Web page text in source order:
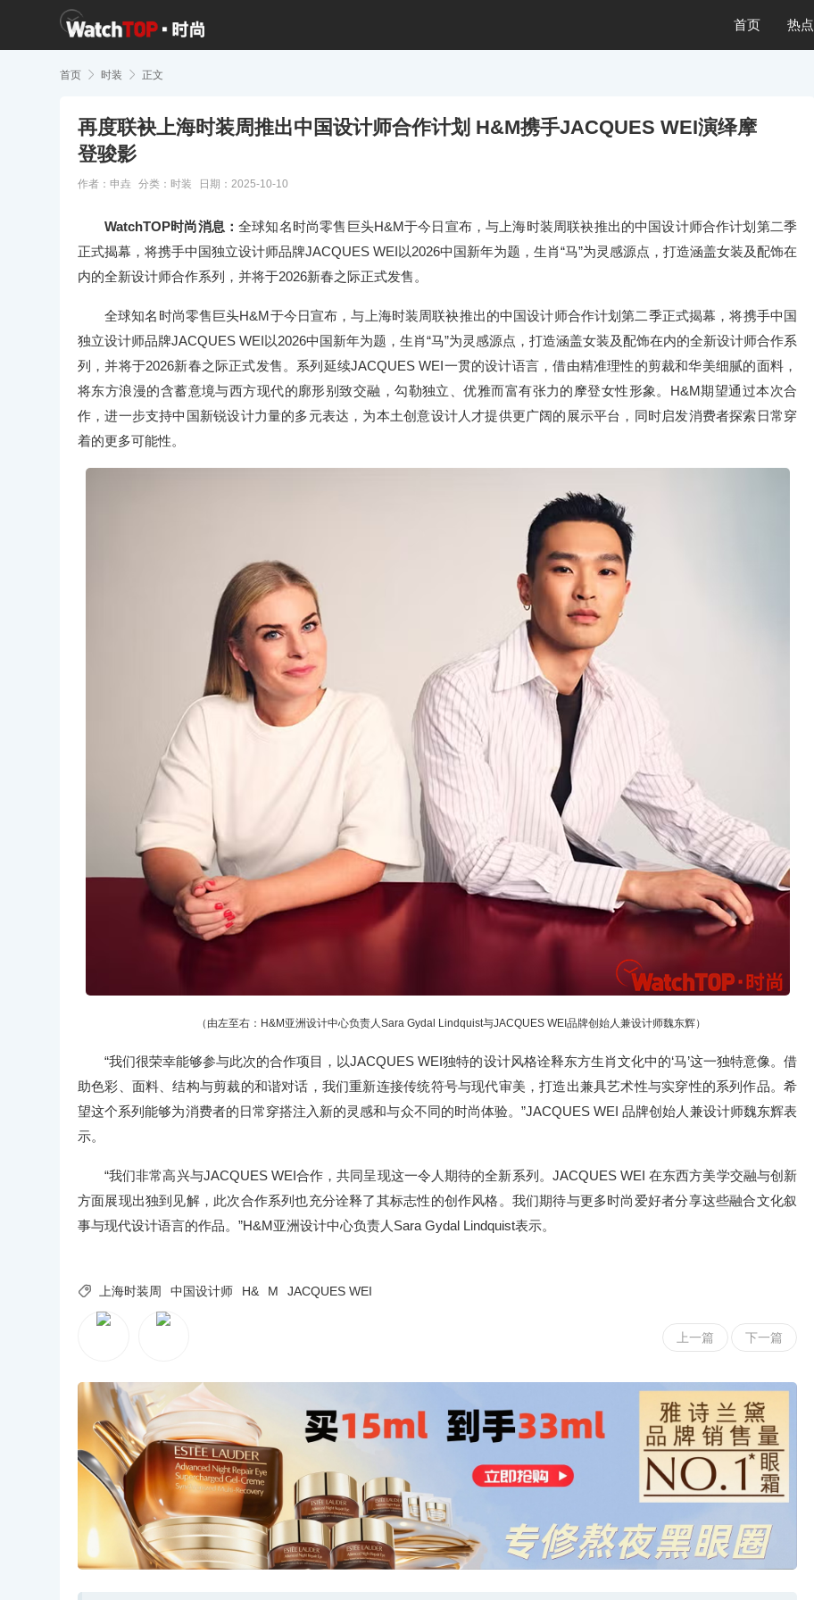
首页 热点
首页  时装  正文
再度联袂上海时装周推出中国设计师合作计划 H&M携手JACQUES WEI演绎摩
登骏影
作者：申垚 分类： 时装 日期：2025-10-10
WatchTOP时尚消息：全球知名时尚零售巨头H&M于今日宣布，与上海时装周联袂推出的中国设计师合作计划第二季
正式揭幕，将携手中国独立设计师品牌JACQUES WEI以2026中国新年为题，生肖“马”为灵感源点，打造涵盖女装及配饰在
内的全新设计师合作系列，并将于2026新春之际正式发售。
全球知名时尚零售巨头H&M于今日宣布，与上海时装周联袂推出的中国设计师合作计划第二季正式揭幕，将携手中国
独立设计师品牌JACQUES WEI以2026中国新年为题，生肖“马”为灵感源点，打造涵盖女装及配饰在内的全新设计师合作系
列，并将于2026新春之际正式发售。系列延续JACQUES WEI一贯的设计语言，借由精准理性的剪裁和华美细腻的面料，
将东方浪漫的含蓄意境与西方现代的廓形别致交融，勾勒独立、优雅而富有张力的摩登女性形象。H&M期望通过本次合
作，进一步支持中国新锐设计力量的多元表达，为本土创意设计人才提供更广阔的展示平台，同时启发消费者探索日常穿
着的更多可能性。
（由左至右：H&M亚洲设计中心负责人Sara Gydal Lindquist与JACQUES WEI品牌创始人兼设计师魏东辉）
“我们很荣幸能够参与此次的合作项目，以JACQUES WEI独特的设计风格诠释东方生肖文化中的‘马’这一独特意像。借
助色彩、面料、结构与剪裁的和谐对话，我们重新连接传统符号与现代审美，打造出兼具艺术性与实穿性的系列作品。希
望这个系列能够为消费者的日常穿搭注入新的灵感和与众不同的时尚体验。”JACQUES WEI 品牌创始人兼设计师魏东辉表
示。
“我们非常高兴与JACQUES WEI合作，共同呈现这一令人期待的全新系列。JACQUES WEI 在东西方美学交融与创新
方面展现出独到见解，此次合作系列也充分诠释了其标志性的创作风格。我们期待与更多时尚爱好者分享这些融合文化叙
事与现代设计语言的作品。”H&M亚洲设计中心负责人Sara Gydal Lindquist表示。
 上海时装周 中国设计师 H& M JACQUES WEI
上一篇 下一篇